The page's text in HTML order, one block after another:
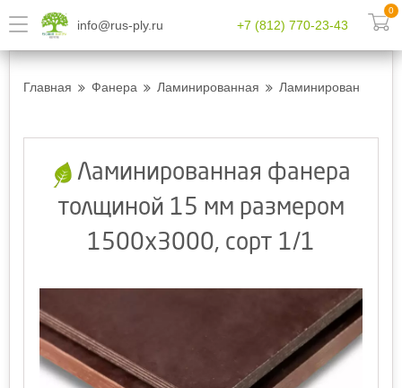
info@rus-ply.ru +7 (812) 770-23-43
0
Главная Фанера Ламинированная Ламинированная
Ламинированная фанера
толщиной 15 мм размером
1500х3000, сорт 1/1